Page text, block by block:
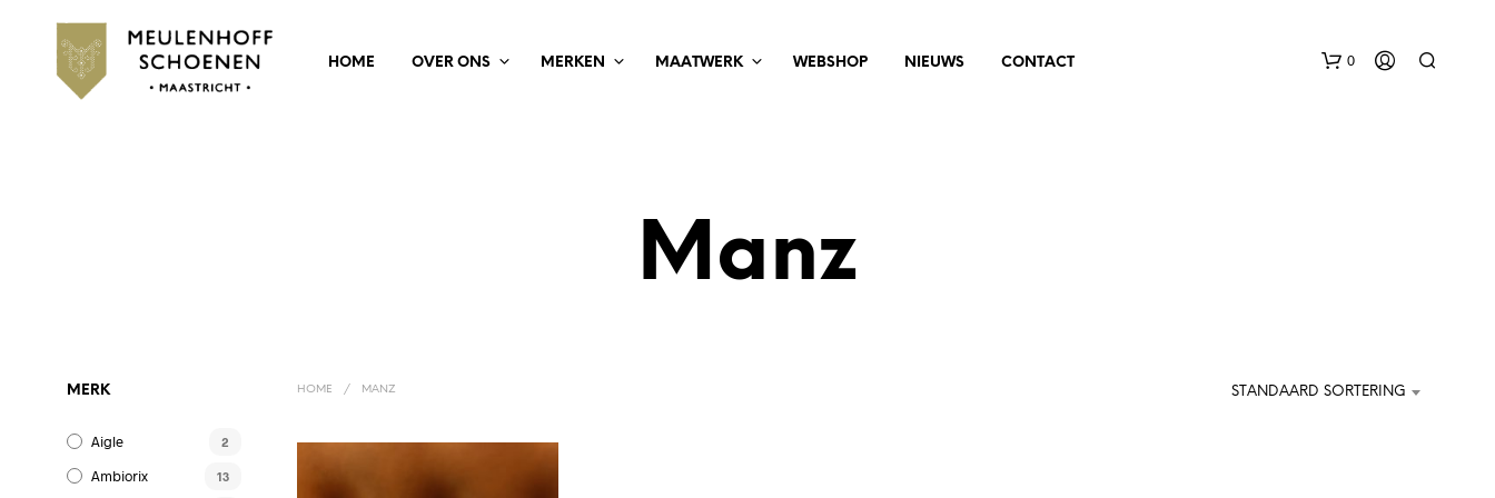
HOME OVER ONS MERKEN MAATWERK WEBSHOP NIEUWS CONTACT 0
Manz
MERK
Aigle 2
Ambiorix 13
HOME / MANZ STANDAARD SORTERING